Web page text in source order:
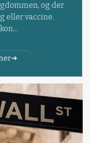
og der
eller vaccine.